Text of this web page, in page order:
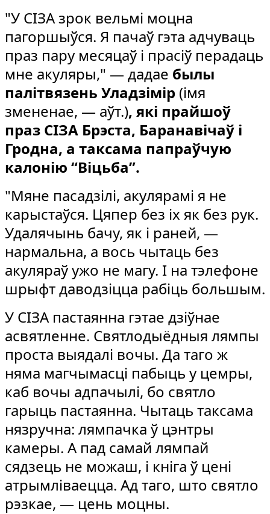
"У СІЗА зрок вельмі моцна
пагоршыўся. Я пачаў гэта адчуваць
праз пару месяцаў і прасіў перадаць
мне акуляры," — дадае былы
палітвязень Уладзімір (імя
змененае, — аўт.), які прайшоў
праз СІЗА Брэста, Баранавічаў і
Гродна, а таксама папраўчую
калонію “Віцьба”.
"Мяне пасадзілі, акулярамі я не
карыстаўся. Цяпер без іх як без рук.
Удалячынь бачу, як і раней, —
нармальна, а вось чытаць без
акуляраў ужо не магу. І на тэлефоне
шрыфт даводзіцца рабіць большым.
У СІЗА пастаянна гэтае дзіўнае
асвятленне. Святлодыёдныя лямпы
проста выядалі вочы. Да таго ж
няма магчымасці пабыць у цемры,
каб вочы адпачылі, бо святло
гарыць пастаянна. Чытаць таксама
нязручна: лямпачка ў цэнтры
камеры. А пад самай лямпай
сядзець не можаш, і кніга ў цені
атрымліваецца. Ад таго, што святло
рэзкае, — цень моцны.